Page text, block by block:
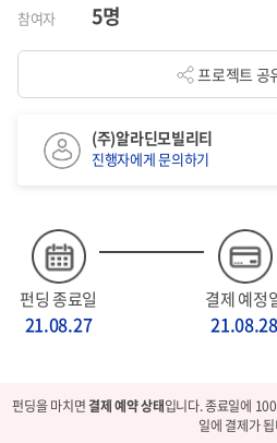
참여자 5명
프로젝트 공
펀딩 종료일
21.08.27
결제 예정
21.08.28
(주)알라딘모빌리티
진행자에게 문의하기
펀딩을 마치면결제 예약 상태입니다. 종료일에
일에 결제가